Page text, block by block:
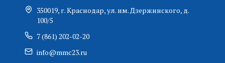
350019, г. Краснодар, ул. им. Дзержинского, д.
100/5
7 (861) 202-02-20
info@mmc23.ru